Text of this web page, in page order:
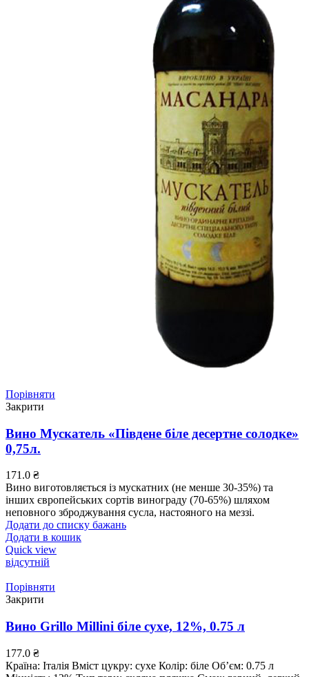
Порівняти
Закрити
Вино Мускатель «Південе біле десертне солодке»
0,75л.
171.0 ₴
Вино виготовляється із мускатних (не менше 30-35%) та
інших європейських сортів винограду (70-65%) шляхом
неповного зброджування сусла, настояного на меззі.
Додати до списку бажань
Додати в кошик
Quick view
відсутній
Порівняти
Закрити
Вино Grillo Millini біле сухе, 12%, 0.75 л
177.0 ₴
Країна: Італія Вміст цукру: сухе Колір: біле Об’єм: 0.75 л